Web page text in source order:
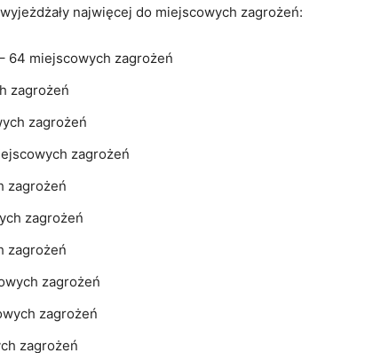
najwięcej do miejscowych zagrożeń:
64 miejscowych zagrożeń
zagrożeń
zagrożeń
zagrożeń
zagrożeń
zagrożeń
zagrożeń
zagrożeń
zagrożeń
zagrożeń